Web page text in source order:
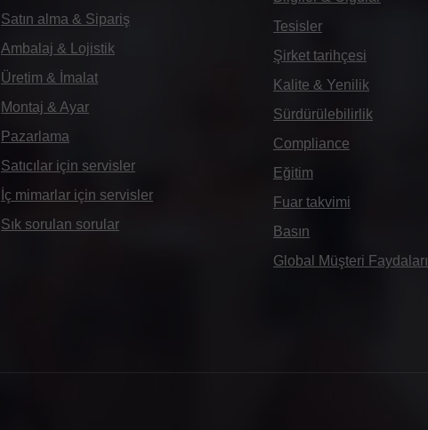
Satın alma & Sipariş
Ambalaj & Lojistik
Üretim & İmalat
Montaj & Ayar
Pazarlama
Satıcılar için servisler
İç mimarlar için servisler
Sık sorulan sorular
Tesisler
Şirket tarihçesi
Kalite & Yenilik
Sürdürülebilirlik
Compliance
Eğitim
Fuar takvimi
Basın
Global Müşteri Faydaları